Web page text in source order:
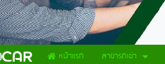
หน้าแรก สาขารถเช่า